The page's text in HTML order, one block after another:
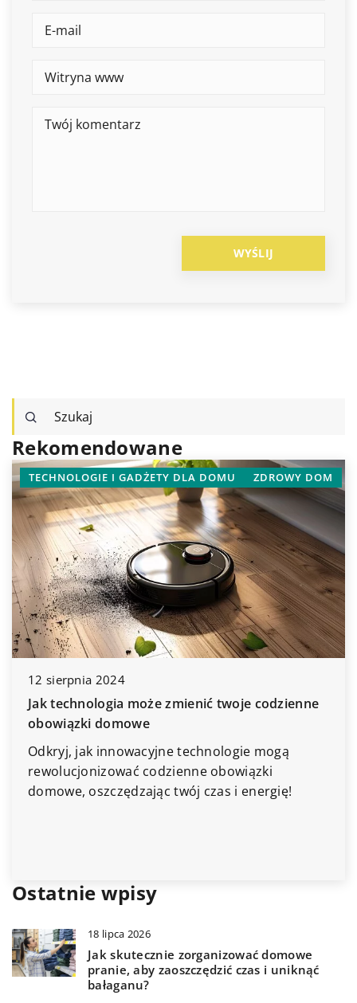
Rekomendowane
TECHNOLOGIE I GADŻETY DLA DOMU ZDROWY DOM
12 sierpnia 2024
Jak technologia może zmienić twoje codzienne
obowiązki domowe
Odkryj, jak innowacyjne technologie mogą
rewolucjonizować codzienne obowiązki
domowe, oszczędzając twój czas i energię!
Ostatnie wpisy
18 lipca 2026
Jak skutecznie zorganizować domowe
pranie, aby zaoszczędzić czas i uniknąć
bałaganu?